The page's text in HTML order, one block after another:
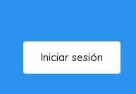
Iniciar sesión